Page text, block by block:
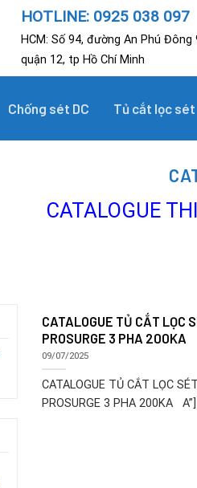
HOTLINE: 0925 038 097
HCM: Số 94, đường An Phú
quận 12, tp Hồ Chí Minh
Chống sét DC Tủ cắt lọc sét
CATALOGUE
CATALOGUE TỦ CẮT LỌC
PROSURGE 3 PHA 200KA
09/07/2025
CATALOGUE TỦ CẮT LỌC SÉT
PROSURGE 3 PHA 200KA A”]